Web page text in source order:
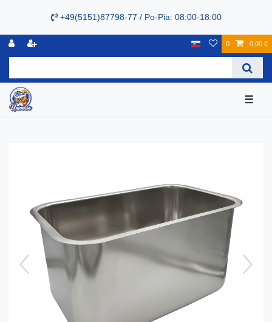
+49(5151)87798-77 / Po-Pia: 08:00-18:00
0 0,00 €
☰